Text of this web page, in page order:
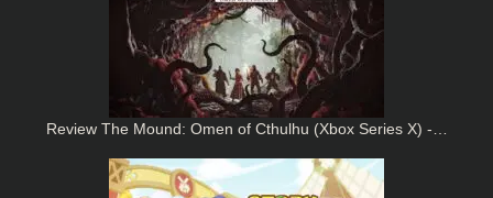
Review The Mound: Omen of Cthulhu (Xbox Series X) -…